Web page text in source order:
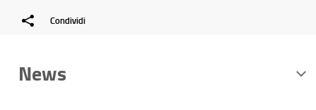
Condividi
News